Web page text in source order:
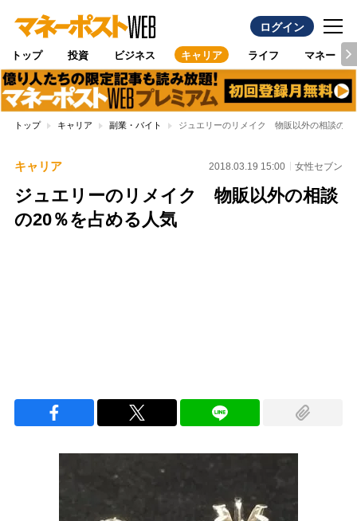
ログイン
トップ 投資 ビジネス キャリア ライフ マネー
トップ キャリア 副業・バイト ジュエリーのリメイク 物販以外の相談の20
キャリア 2018.03.19 15:00 女性セブン
ジュエリーのリメイク 物販以外の相談
の20％を占める人気